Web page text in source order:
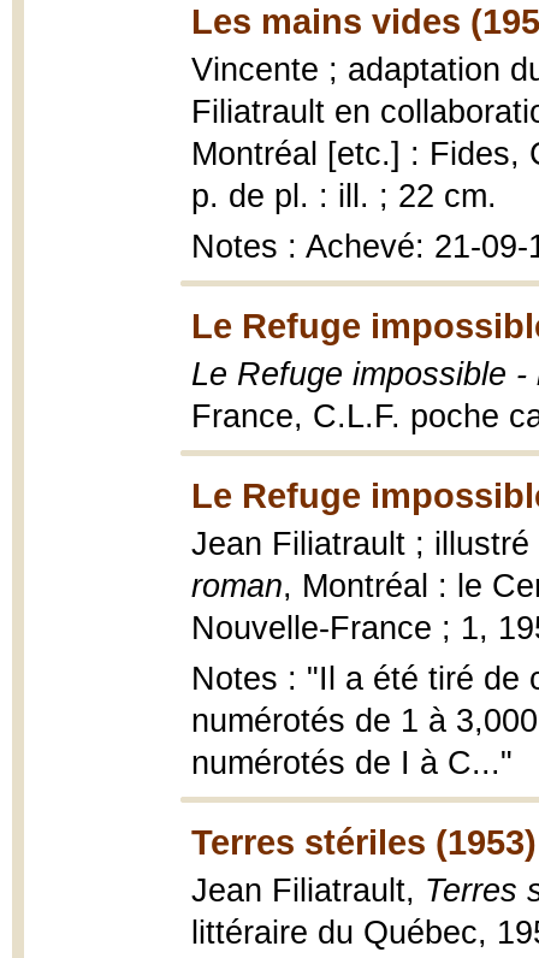
Les mains vides
Vincente ; adaptation
Filiatrault en
Montréal [etc.] : Fides,
p. de pl. : ill. ; 22 cm.
Notes : Achevé: 21-09-
Le Refuge
Le Refuge impossible -
France, C.L.F. poche
Le Refuge
Jean Filiatrault ;
roman, Montréal : le
Nouvelle-France ; 1,
Notes : "Il a été tiré de
numérotés de 1 à
numérotés de I à C..."
Terres stériles (1953)
Jean Filiatrault, Terres
littéraire du Québec,